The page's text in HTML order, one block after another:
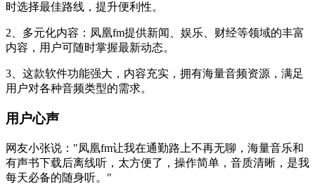
时选择最佳路线，提升便利性。
2、多元化内容：凤凰fm提供新闻、娱乐、财经等领域的丰富
内容，用户可随时掌握最新动态。
3、这款软件功能强大，内容充实，拥有海量音频资源，满足
用户对各种音频类型的需求。
用户心声
网友小张说："凤凰fm让我在通勤路上不再无聊，海量音乐和
有声书下载后离线听，太方便了，操作简单，音质清晰，是我
每天必备的随身听。"